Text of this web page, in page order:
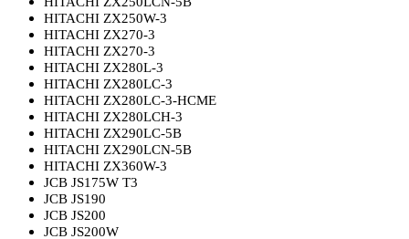
HITACHI ZX250W-3
HITACHI ZX270-3
HITACHI ZX270-3
HITACHI ZX280L-3
HITACHI ZX280LC-3
HITACHI ZX280LC-3-HCME
HITACHI ZX280LCH-3
HITACHI ZX290LC-5B
HITACHI ZX290LCN-5B
HITACHI ZX360W-3
JCB JS175W T3
JCB JS190
JCB JS200
JCB JS200W